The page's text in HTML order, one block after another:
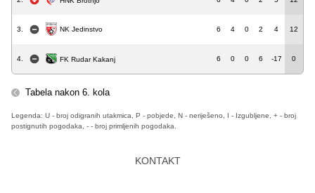
3. NK Jedinstvo 6 4 0 2 4 12
4. FK Rudar Kakanj 6 0 0 6 -17 0
Tabela nakon 6. kola
Legenda: U - broj odigranih utakmica, P - pobjede, N - neriješeno, I - Izgubljene, + - broj
postignutih pogodaka, - - broj primljenih pogodaka.
KONTAKT